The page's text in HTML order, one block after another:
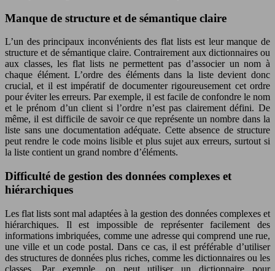
Manque de structure et de sémantique claire
L’un des principaux inconvénients des flat lists est leur manque de
structure et de sémantique claire. Contrairement aux dictionnaires ou
aux classes, les flat lists ne permettent pas d’associer un nom à
chaque élément. L’ordre des éléments dans la liste devient donc
crucial, et il est impératif de documenter rigoureusement cet ordre
pour éviter les erreurs. Par exemple, il est facile de confondre le nom
et le prénom d’un client si l’ordre n’est pas clairement défini. De
même, il est difficile de savoir ce que représente un nombre dans la
liste sans une documentation adéquate. Cette absence de structure
peut rendre le code moins lisible et plus sujet aux erreurs, surtout si
la liste contient un grand nombre d’éléments.
Difficulté de gestion des données complexes et
hiérarchiques
Les flat lists sont mal adaptées à la gestion des données complexes et
hiérarchiques. Il est impossible de représenter facilement des
informations imbriquées, comme une adresse qui comprend une rue,
une ville et un code postal. Dans ce cas, il est préférable d’utiliser
des structures de données plus riches, comme les dictionnaires ou les
classes. Par exemple, on peut utiliser un dictionnaire pour